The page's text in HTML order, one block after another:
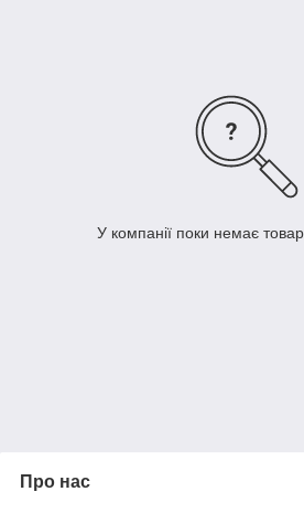
У компанії поки немає
Про нас